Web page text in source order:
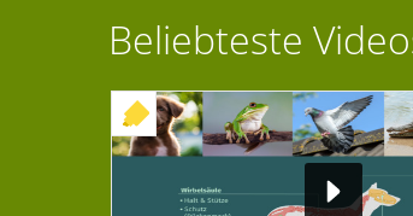
Beliebteste
+ INTERAKTIVE ÜBUNG